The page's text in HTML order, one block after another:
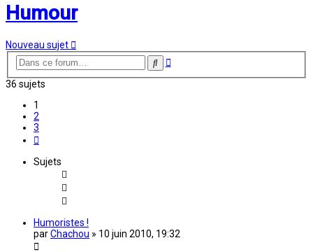
Humour
Nouveau sujet
Rechercher
Recherche
36 sujets
1
2
3
Sujets
Humoristes !
parChachou » 10 juin 2010, 19:32